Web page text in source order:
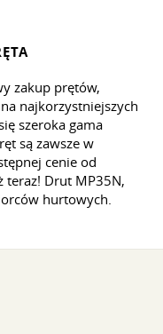
zakup prętów,
najkorzystniejszych
szeroka gama
są zawsze w
cenie od
teraz! Drut MP35N,
hurtowych.